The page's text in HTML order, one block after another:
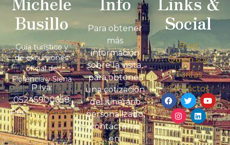
Busillo
Guía turístico y
de excursiones
oficial de
Florencia y Siena
P.Iva:
05245900658
Pec:michele.busillo@pec.it
Cookie Policy
Privacy Policy
Para obtener
más
información
sobre la visita,
para obtener
una cotización
del itinerario
personalizado,
contácteme
en:
Social
Blog
Quién soy
Tarifas
Contactos